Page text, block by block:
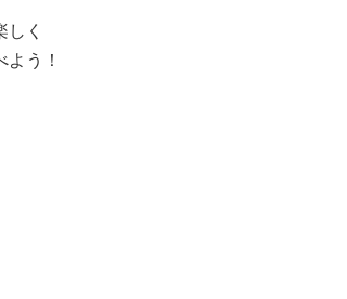
しく
よう！